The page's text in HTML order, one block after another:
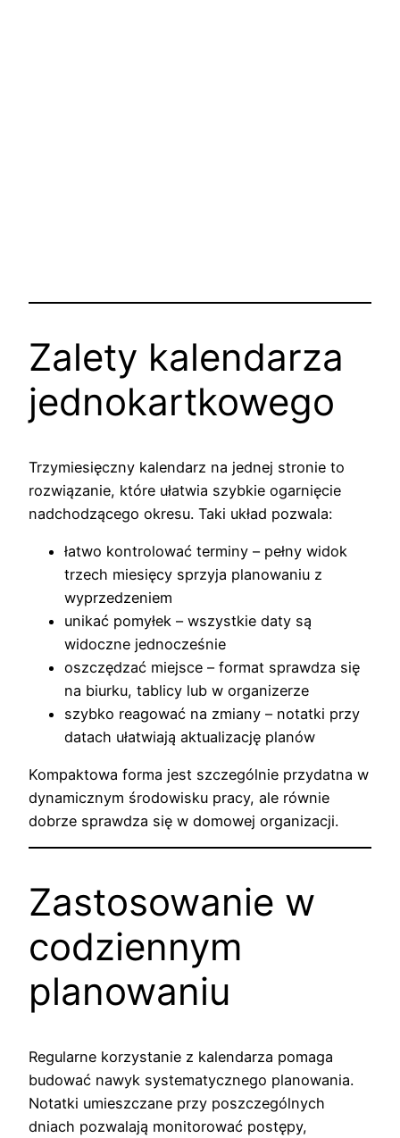
Zalety kalendarza
jednokartkowego
Trzymiesięczny kalendarz na jednej stronie to
rozwiązanie, które ułatwia szybkie ogarnięcie
nadchodzącego okresu. Taki układ pozwala:
łatwo kontrolować terminy – pełny widok
trzech miesięcy sprzyja planowaniu z
wyprzedzeniem
unikać pomyłek – wszystkie daty są
widoczne jednocześnie
oszczędzać miejsce – format sprawdza się
na biurku, tablicy lub w organizerze
szybko reagować na zmiany – notatki przy
datach ułatwiają aktualizację planów
Kompaktowa forma jest szczególnie przydatna w
dynamicznym środowisku pracy, ale równie
dobrze sprawdza się w domowej organizacji.
Zastosowanie w
codziennym
planowaniu
Regularne korzystanie z kalendarza pomaga
budować nawyk systematycznego planowania.
Notatki umieszczane przy poszczególnych
dniach pozwalają monitorować postępy,